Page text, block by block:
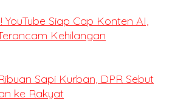
YouTube Siap Cap Konten AI,
Kehilangan
Sapi Kurban, DPR Sebut
ke Rakyat